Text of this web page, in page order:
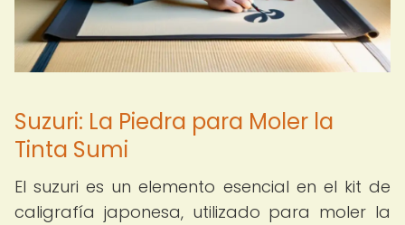
Suzuri: La Piedra para Moler la
Tinta Sumi
El suzuri es un elemento esencial en el kit de
caligrafía japonesa, utilizado para moler la